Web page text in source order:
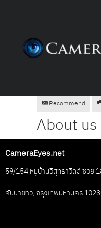
Recommend
About us
CameraEyes.net
59/154 หมู่บ้านวิสุทธาวิลล์ ซอย
คันนายาว, กรุงเทพมหานคร